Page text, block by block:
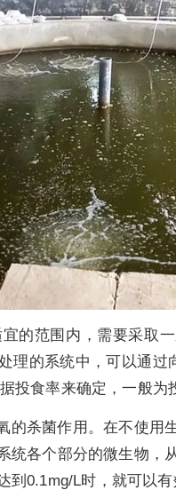
的范围内，需要采取
理的系统中，可以通过
投食率来确定，一般为
的杀菌作用。在不使用
统各个部分的微生物，
到0.1mg/L时，就可以